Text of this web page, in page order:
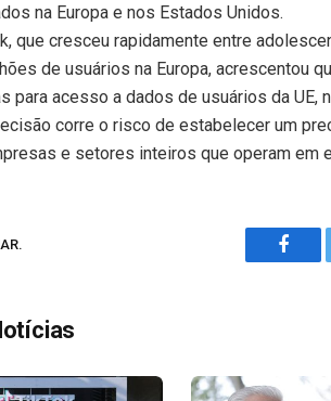
na Europa e nos Estados Unidos.
que cresceu rapidamente entre
de usuários na Europa, acrescentou
para acesso a dados de usuários da UE,
corre o risco de estabelecer um
e setores inteiros que operam em